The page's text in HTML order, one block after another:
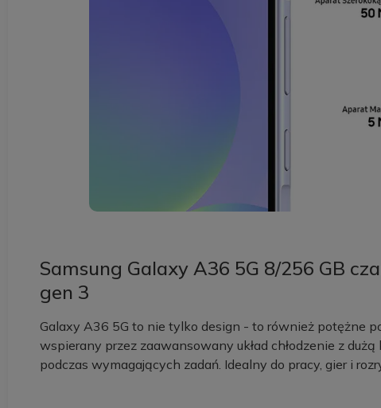
Samsung Galaxy A36 5G 8/256 GB
gen 3
Galaxy A36 5G to nie tylko design - to również potężne
wspierany przez zaawansowany układ chłodzenie z
podczas wymagających zadań. Idealny do pracy, gier i